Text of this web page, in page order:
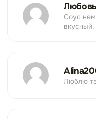
Соус
вкусный.
Люблю